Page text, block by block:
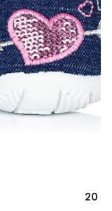
20